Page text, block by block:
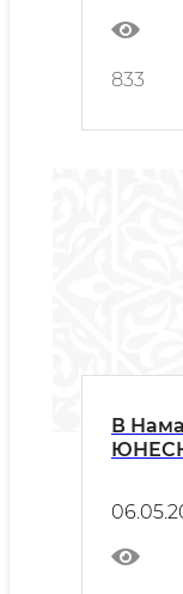
833
В